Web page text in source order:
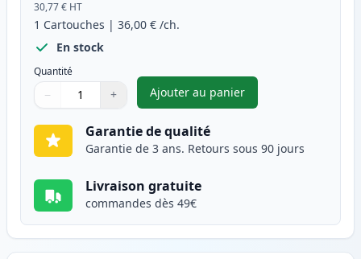
30,77 € HT
1 Cartouches | 36,00 € /ch.
En stock
Quantité
Quantité
Utilisez les boutons pour ajuster
− +
Quantité
Ajouter au panier
,Brother TN247 (TN243)
Garantie de qualité
Garantie de 3 ans. Retours sous 90 jours
Livraison gratuite
commandes dès 49€